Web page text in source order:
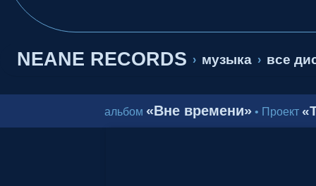
NEANE RECORDS › музыка › все
альбом «Вне времени»• Проект